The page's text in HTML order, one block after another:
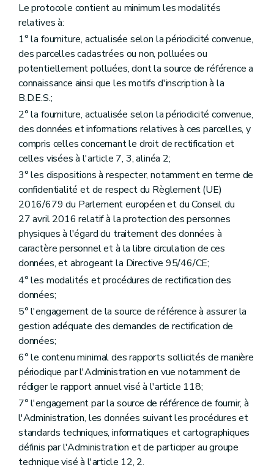
Le protocole contient au minimum les modalités
relatives à:
1° la fourniture, actualisée selon la périodicité convenue,
des parcelles cadastrées ou non, polluées ou
potentiellement polluées, dont la source de référence a
connaissance ainsi que les motifs d'inscription à la
B.D.E.S.;
2° la fourniture, actualisée selon la périodicité convenue,
des données et informations relatives à ces parcelles, y
compris celles concernant le droit de rectification et
celles visées à l'article 7, 3, alinéa 2;
3° les dispositions à respecter, notamment en terme de
confidentialité et de respect du Règlement (UE)
2016/679 du Parlement européen et du Conseil du
27 avril 2016 relatif à la protection des personnes
physiques à l'égard du traitement des données à
caractère personnel et à la libre circulation de ces
données, et abrogeant la Directive 95/46/CE;
4° les modalités et procédures de rectification des
données;
5° l'engagement de la source de référence à assurer la
gestion adéquate des demandes de rectification de
données;
6° le contenu minimal des rapports sollicités de manière
périodique par l'Administration en vue notamment de
rédiger le rapport annuel visé à l'article 118;
7° l'engagement par la source de référence de fournir, à
l'Administration, les données suivant les procédures et
standards techniques, informatiques et cartographiques
définis par l'Administration et de participer au groupe
technique visé à l'article 12, 2.